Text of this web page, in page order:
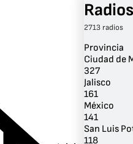
2713 radios
Provincia
Ciudad de
327
Jalisco
161
México
141
San Luis
118